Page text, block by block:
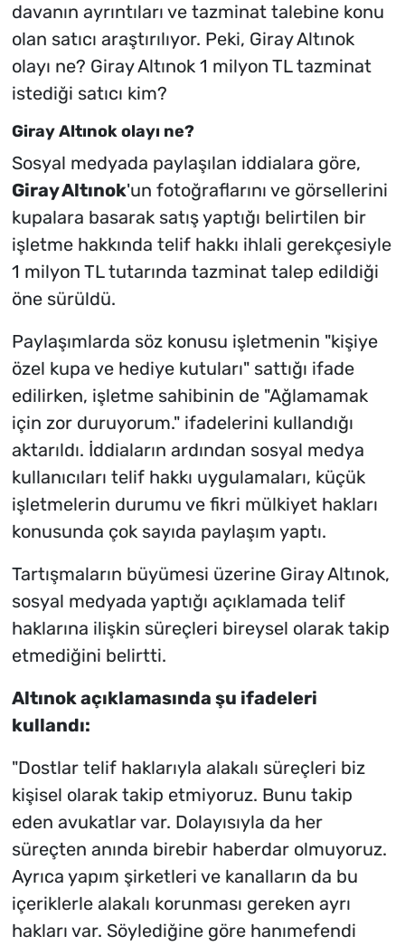
davanın ayrıntıları ve tazminat talebine konu
olan satıcı araştırılıyor. Peki, Giray Altınok
olayı ne? Giray Altınok 1 milyon TL tazminat
istediği satıcı kim?
Giray Altınok olayı ne?
Sosyal medyada paylaşılan iddialara göre,
Giray Altınok'un fotoğraflarını ve görsellerini
kupalara basarak satış yaptığı belirtilen bir
işletme hakkında telif hakkı ihlali gerekçesiyle
1 milyon TL tutarında tazminat talep edildiği
öne sürüldü.
Paylaşımlarda söz konusu işletmenin "kişiye
özel kupa ve hediye kutuları" sattığı ifade
edilirken, işletme sahibinin de "Ağlamamak
için zor duruyorum." ifadelerini kullandığı
aktarıldı. İddiaların ardından sosyal medya
kullanıcıları telif hakkı uygulamaları, küçük
işletmelerin durumu ve fikri mülkiyet hakları
konusunda çok sayıda paylaşım yaptı.
Tartışmaların büyümesi üzerine Giray Altınok,
sosyal medyada yaptığı açıklamada telif
haklarına ilişkin süreçleri bireysel olarak takip
etmediğini belirtti.
Altınok açıklamasında şu ifadeleri
kullandı:
"Dostlar telif haklarıyla alakalı süreçleri biz
kişisel olarak takip etmiyoruz. Bunu takip
eden avukatlar var. Dolayısıyla da her
süreçten anında birebir haberdar olmuyoruz.
Ayrıca yapım şirketleri ve kanalların da bu
içeriklerle alakalı korunması gereken ayrı
hakları var. Söylediğine göre hanımefendi